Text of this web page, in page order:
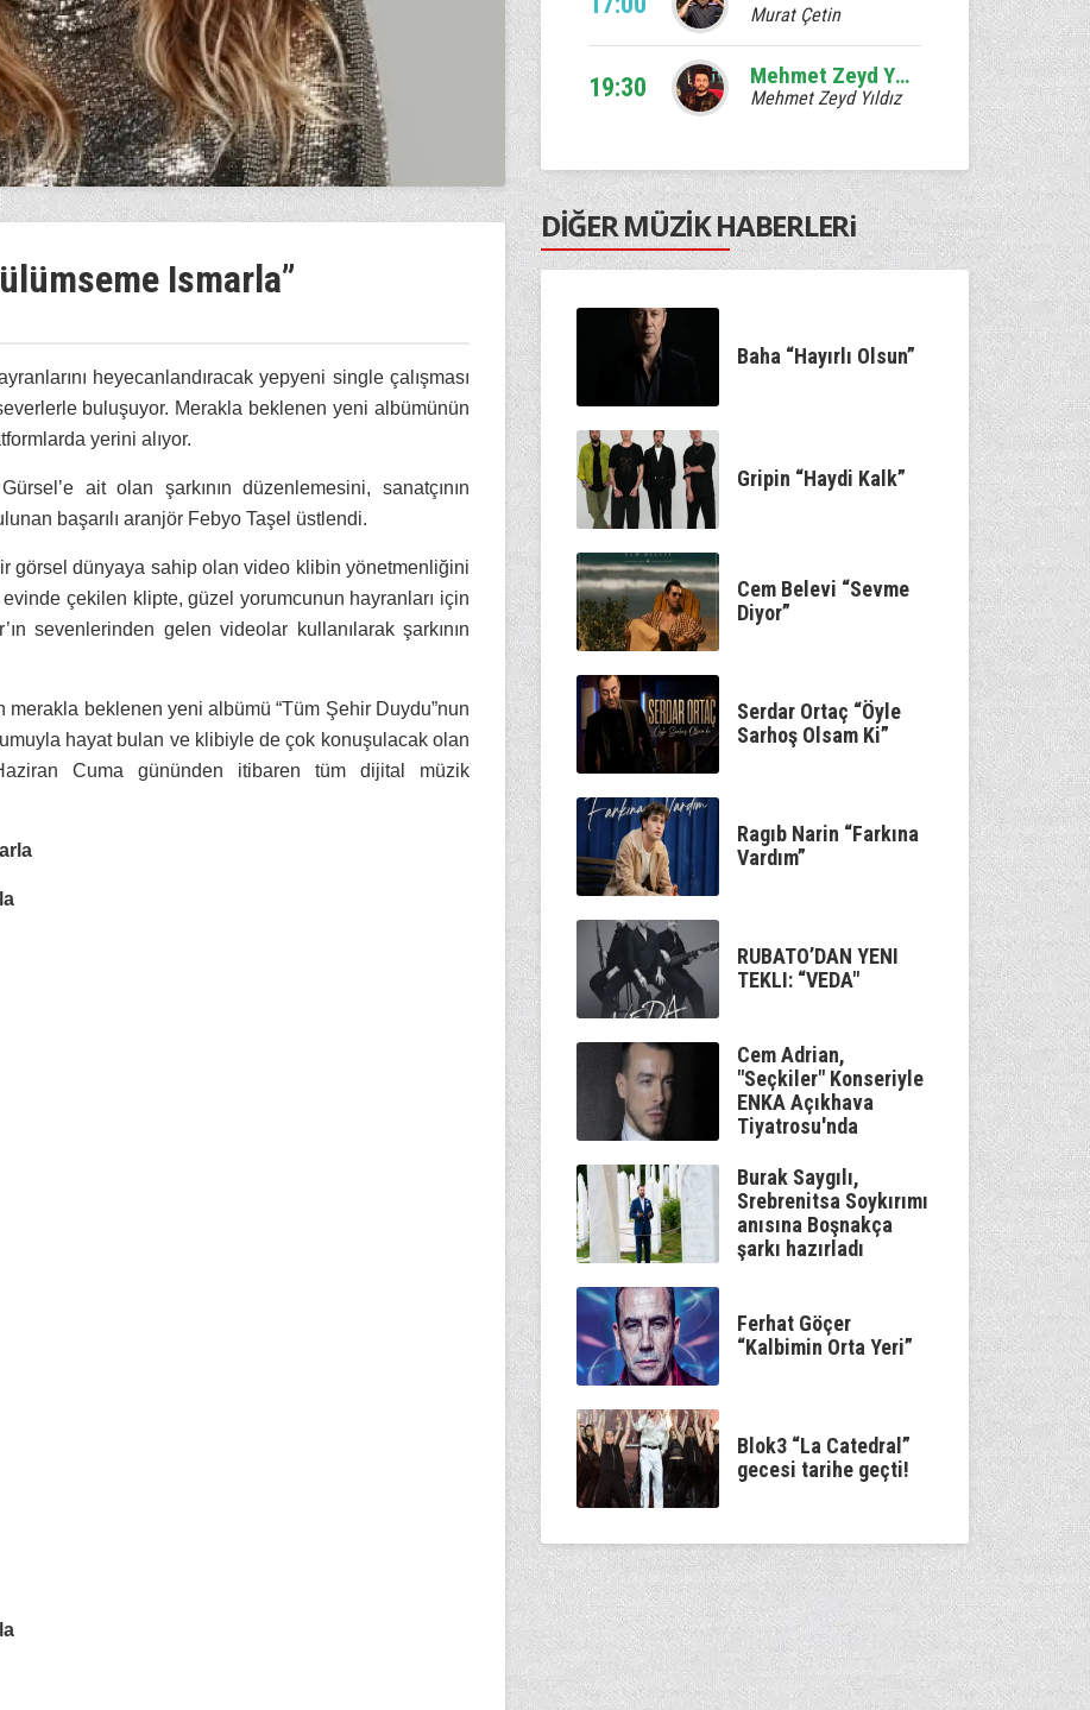
Ismarla”
heyecanlandıracak yepyeni single çalışması
buluşuyor. Merakla beklenen yeni albümünün
yerini alıyor.
ait olan şarkının düzenlemesini, sanatçının
başarılı aranjör Febyo Taşel üstlendi.
görsel dünyaya sahip olan video klibin yönetmenliğini
evinde çekilen klipte, güzel yorumcunun hayranları için
sevenlerinden gelen videolar kullanılarak şarkının
merakla beklenen yeni albümü “Tüm Şehir Duydu”nun
hayat bulan ve klibiyle de çok konuşulacak olan
Cuma gününden itibaren tüm dijital müzik
Murat Çetin
19:30 Mehmet Zeyd Yıldız sizlerle
Mehmet Zeyd Yıldız
DİĞER MÜZİK HABERLERi
Baha “Hayırlı Olsun”
Gripin “Haydi Kalk”
Cem Belevi “Sevme
Diyor”
Serdar Ortaç “Öyle
Sarhoş Olsam Ki”
Ragıb Narin “Farkına
Vardım”
RUBATO’DAN YENI
TEKLI: “VEDA"
Cem Adrian,
"Seçkiler" Konseriyle
ENKA Açıkhava
Tiyatrosu'nda
Burak Saygılı,
Srebrenitsa Soykırımı
anısına Boşnakça
şarkı hazırladı
Ferhat Göçer
“Kalbimin Orta Yeri”
Blok3 “La Catedral”
gecesi tarihe geçti!